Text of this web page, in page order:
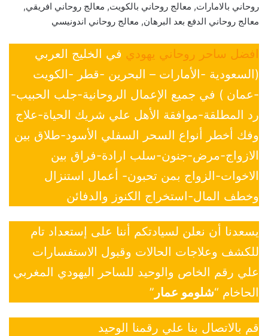
روحاني بالامارات, معالج روحاني بالكويت, معالج روحاني افريقي,
معالج روحاني الدفع بعد البرهان, معالج روحاني اندونيسي
افضل ساحر روحاني يهودي في الخليج العربي
(السعودية -الأمارات – البحرين -قطر -الكويت
-عمان ) في جميع الإعمال الروحانية-جلب الحبيب-
رد المطلقة-موافقة الأهل علي شريك الحياة-علاج
وفك أخطر أنواع السحر السفلي الأسود-طلاق بين
الازواج-مرض-جنون-سلب ارادة-فراق بين
الاخوات-الزواج بمن تحبون- أعمال استنزال
وخطف المال-استخراج الكنوز والدفائن
يسعدنا أن نعلن لسيادتكم أننا على إستعداد تام
للكشف وعلاجات الحالات وقبول الاستفسارات
علي رقم الخاص والوحيد للساحر اليهودي المغربي
الحاخام “شلومو عمار ”
قم بالاتصال بنا علي رقمنا الوحيد